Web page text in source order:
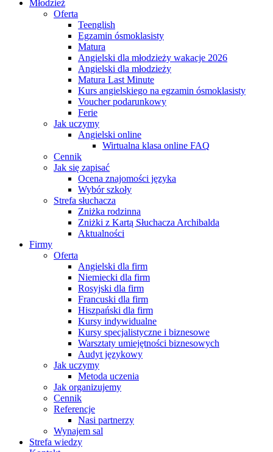
Młodzież
Oferta
Teenglish
Egzamin ósmoklasisty
Matura
Angielski dla młodzieży wakacje 2026
Angielski dla młodzieży
Matura Last Minute
Kurs angielskiego na egzamin ósmoklasisty
Voucher podarunkowy
Ferie
Jak uczymy
Angielski online
Wirtualna klasa online FAQ
Cennik
Jak się zapisać
Ocena znajomości języka
Wybór szkoły
Strefa słuchacza
Zniżka rodzinna
Zniżki z Kartą Słuchacza Archibalda
Aktualności
Firmy
Oferta
Angielski dla firm
Niemiecki dla firm
Rosyjski dla firm
Francuski dla firm
Hiszpański dla firm
Kursy indywidualne
Kursy specjalistyczne i biznesowe
Warsztaty umiejętności biznesowych
Audyt językowy
Jak uczymy
Metoda uczenia
Jak organizujemy
Cennik
Referencje
Nasi partnerzy
Wynajem sal
Strefa wiedzy